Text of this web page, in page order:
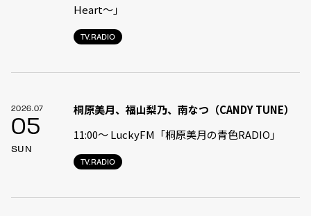
TV.RADIO
Heart〜」
2026.07
05
SUN
TV.RADIO
桐原美月、福山梨乃、南なつ（CANDY TUNE）
11:00〜 LuckyFM「桐原美月の青色RADIO」